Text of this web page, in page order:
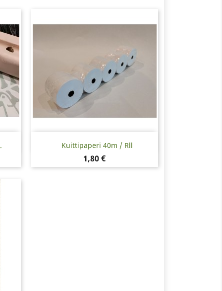
Kuittipaperi 40m / Rll
Hinta
1,80 €
Pikakatselu